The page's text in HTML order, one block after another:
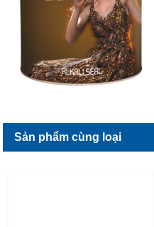
Sản phẩm cùng loại